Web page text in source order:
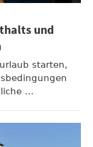
und
starten,
...